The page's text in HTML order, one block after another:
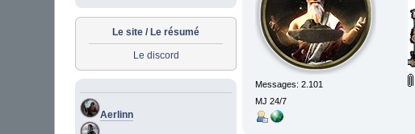
Le site /Le résumé
Le discord
Aerlinn
Messages: 2.101
MJ 24/7